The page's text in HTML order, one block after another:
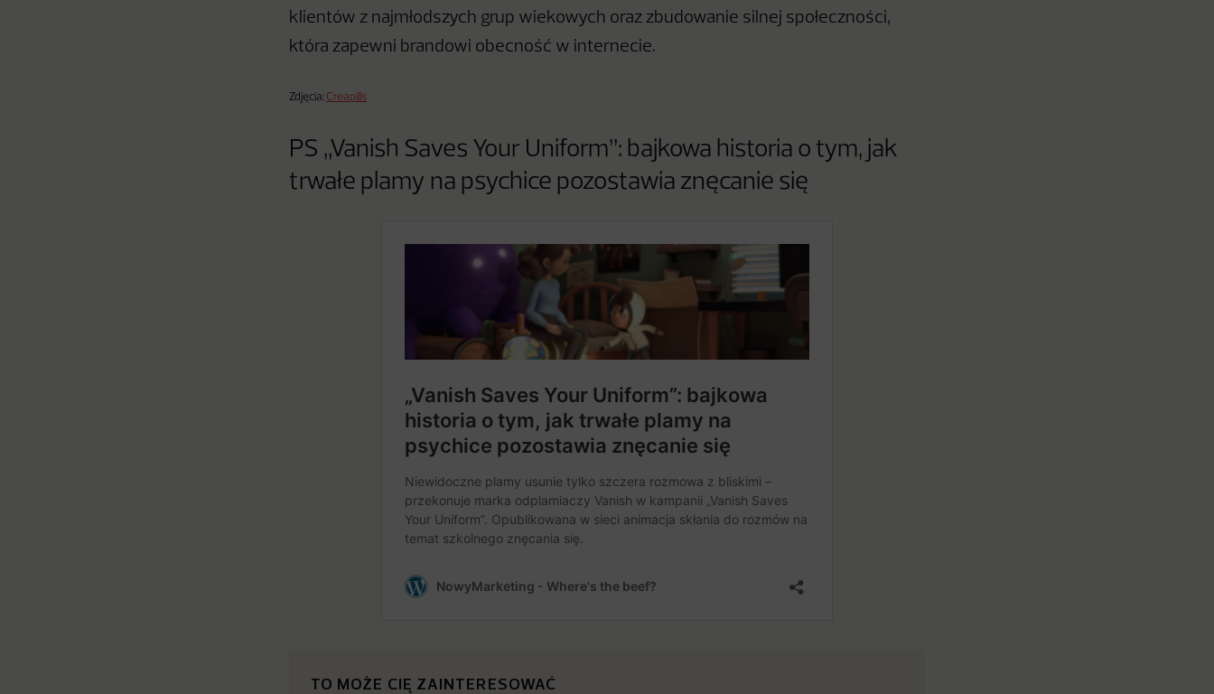
klientów z najmłodszych grup wiekowych oraz zbudowanie silnej społeczności,
która zapewni brandowi obecność w internecie.
Zdjęcia: Creapills
PS „Vanish Saves Your Uniform”: bajkowa historia o tym, jak
trwałe plamy na psychice pozostawia znęcanie się
TO MOŻE CIĘ ZAINTERESOWAĆ